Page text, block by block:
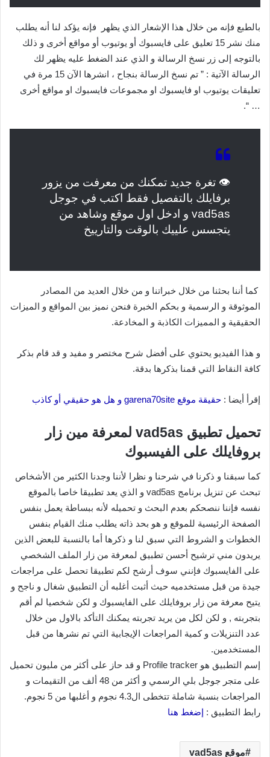
بالطبع فإنه من خلال هذا الإشعار الذي يظهر فإنه يؤكد لنا أنه يطلب
منك نشر 15 تعليق على فايسبوك أو يوتيوب أو مواقع أخرى و ذلك
بالتوجه إلى زر نسخ الرسالة و الذي عند الضغط عليه يظهر لك
الرسالة الآتية : ” تم نسخ الرسالة بنجاح ، انشرها الآن 15 مرة في
تعليقات يوتيوب او فايسبوك او مجموعات فايسبوك او مواقع أخرى
… “.
👁 تغرة جديد تمكنك من معرفت من يزور
برفايلك بالتفصيل فقط اكتب في جوجل
vad5as و ادخل اول موقع وشاهد من
يتجسس علييك بالوقت والتارييخ
كما أننا بحثنا من خلال خبراتنا و من خلال العديد من المصادر
الموثوقة و الرسمية و بحكم الخبرة فنحن نميز بين المواقع و الميزات
الحقيقية و المميزات الكاذبة و المخادعة.
و هذا الفيديو يحتوي على أفضل شرح مختصر و مفيد و قد قام بذكر
كافة النقاط التي قمنا بذكرها بدقة.
إقرأ أيضا : حقيقة موقع garena70site و هل هو حقيقي أو كاذب
تحميل تطبيق vad5as لمعرفة مين زار
بروفايلك على الفيسبوك
كما سبقنا و ذكرنا في شرحنا و نظرا لأننا وجدنا الكثير من الأشخاص
تبحث عن تنزيل برنامج vad5as و الذي يعد تطبيقا خاصا بالموقع
نفسه فإننا ننصحكم بعدم البحث و تحميله لأنه ببساطة يعمل بنفس
الصفحة الرئيسية للموقع و هو بحد ذاته يطلب منك القيام بنفس
الخطوات و الشروط التي سبق لنا و ذكرها أما بالنسبة للبعض الذين
يريدون مني ترشيح أحسن تطبيق لمعرفة من زار الملف الشخصي
على الفايسبوك فإنني سوف أرشح لكم تطبيقا تحصل على مراجعات
جيدة من قبل مستخدميه حيث أثبت أغلبه أن التطبيق شغال و ناجح و
يتيح معرفة من زار بروفايلك على الفايسبوك و لكن شخصيا لم أقم
بتجربته , و لكن لكل من يريد تجربته يمكنك التأكد بالاول من خلال
عدد التنزيلات و كمية المراجعات الإيجابية التي تم نشرها من قبل
المستخدمين.
إسم التطبيق هو Profile tracker و قد حاز على أكثر من مليون تحميل
على متجر جوجل بلي الرسمي و أكثر من 48 ألف من التقيمات و
المراجعات بنسبة شاملة تتخطى ال4.3 نجوم و أغلبها من 5 نجوم.
رابط التطبيق : إضغط هنا
موقع vad5as